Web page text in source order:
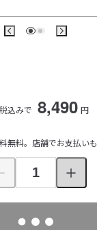
込みで 8,490 円
無料。店舗でお支払いも